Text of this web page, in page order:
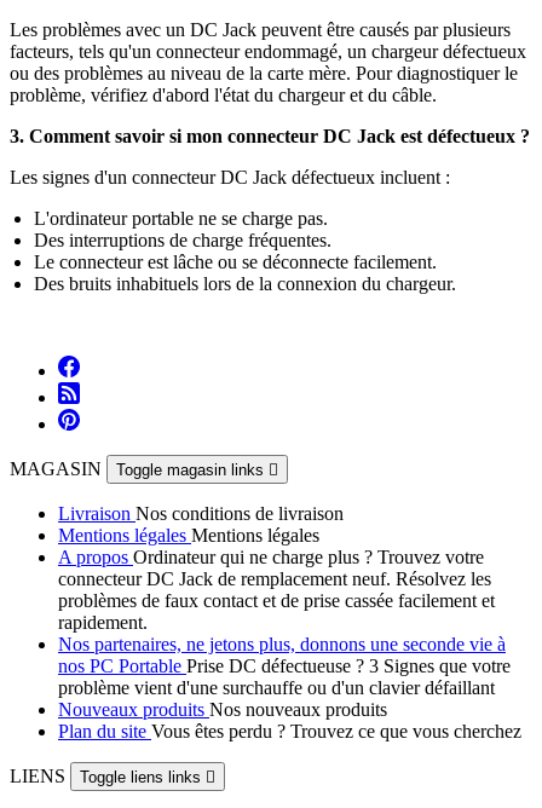
Les problèmes avec un DC Jack peuvent être causés par plusieurs
facteurs, tels qu'un connecteur endommagé, un chargeur défectueux
ou des problèmes au niveau de la carte mère. Pour diagnostiquer le
problème, vérifiez d'abord l'état du chargeur et du câble.
3. Comment savoir si mon connecteur DC Jack est défectueux ?
Les signes d'un connecteur DC Jack défectueux incluent :
L'ordinateur portable ne se charge pas.
Des interruptions de charge fréquentes.
Le connecteur est lâche ou se déconnecte facilement.
Des bruits inhabituels lors de la connexion du chargeur.
MAGASIN Toggle magasin links 
Livraison Nos conditions de livraison
Mentions légales Mentions légales
A propos Ordinateur qui ne charge plus ? Trouvez votre
connecteur DC Jack de remplacement neuf. Résolvez les
problèmes de faux contact et de prise cassée facilement et
rapidement.
Nos partenaires, ne jetons plus, donnons une seconde vie à
nos PC Portable Prise DC défectueuse ? 3 Signes que votre
problème vient d'une surchauffe ou d'un clavier défaillant
Nouveaux produits Nos nouveaux produits
Plan du site Vous êtes perdu ? Trouvez ce que vous cherchez
LIENS Toggle liens links 